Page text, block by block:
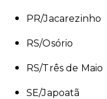
PR/Jacarezinho
RS/Osório
RS/Três de Maio
SE/Japoatã